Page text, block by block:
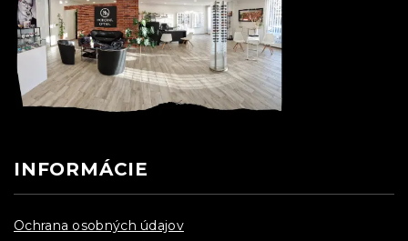
INFORMÁCIE
Ochrana osobných údajov